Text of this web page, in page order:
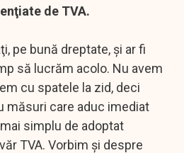
de TVA.
pe bună dreptate, şi ar fi
să lucrăm acolo. Nu avem
cu spatele la zid, deci
măsuri care aduc imediat
simplu de adoptat
TVA. Vorbim şi despre